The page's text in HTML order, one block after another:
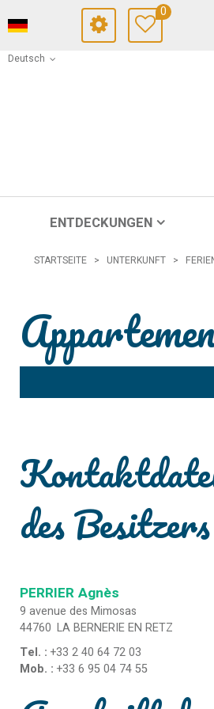
Deutsch
0
ENTDECKUNGEN
STARTSEITE > UNTERKUNFT >
des Besitzers
PERRIER Agnès
9 avenue des Mimosas
44760 LA BERNERIE EN RETZ
Tel. : +33 2 40 64 72 03
Mob. : +33 6 95 04 74 55